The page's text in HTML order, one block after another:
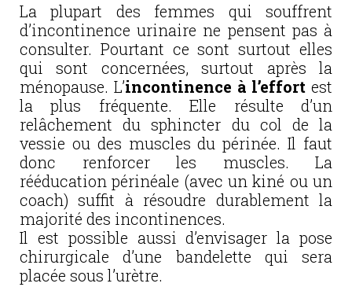
La plupart des femmes qui souffrent
d’incontinence urinaire ne pensent pas à
consulter. Pourtant ce sont surtout elles
qui sont concernées, surtout après la
ménopause. L’incontinence à l’effort est
la plus fréquente. Elle résulte d’un
relâchement du sphincter du col de la
vessie ou des muscles du périnée. Il faut
donc renforcer les muscles. La
rééducation périnéale (avec un kiné ou un
coach) suffit à résoudre durablement la
majorité des incontinences.
Il est possible aussi d’envisager la pose
chirurgicale d’une bandelette qui sera
placée sous l’urètre.